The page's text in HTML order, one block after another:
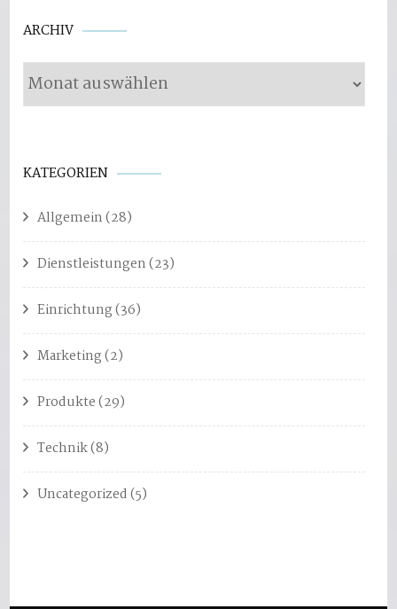
ARCHIV Archiv
KATEGORIEN
Allgemein(28)
Dienstleistungen(23)
Einrichtung(36)
Marketing(2)
Produkte(29)
Technik(8)
Uncategorized(5)